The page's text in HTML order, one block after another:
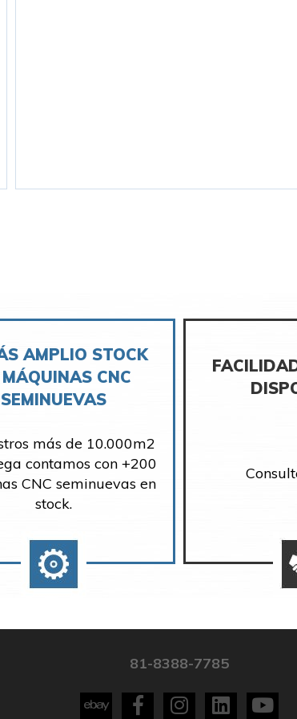
AMPLIO STOCK
CNC
SEMINUEVAS
más de 10.000m2
contamos con +200
CNC seminuevas en
stock.
81-8388-7785